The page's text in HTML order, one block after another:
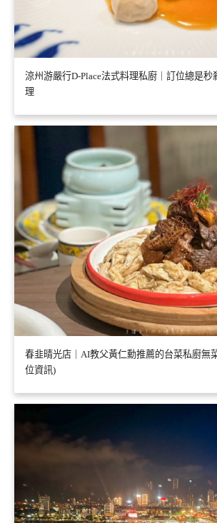
涼州游嚴行D-Place法式料理私廚｜訂位總是秒
理
春韭晴光店｜AI教父黃仁勳推薦的台菜私廚無
位資訊)